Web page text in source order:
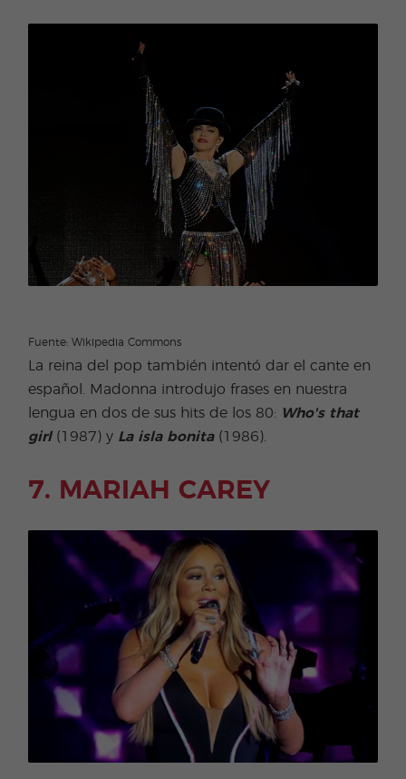
Fuente: Wikipedia Commons
La reina del pop también intentó dar el cante en
español. Madonna introdujo frases en nuestra
lengua en dos de sus hits de los 80: Who's that
girl(1987) y La isla bonita(1986).
7. MARIAH CAREY